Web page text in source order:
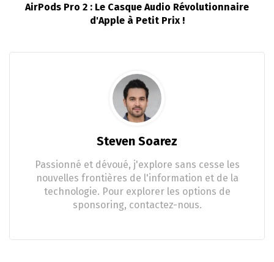
AirPods Pro 2 : Le Casque Audio Révolutionnaire
d'Apple à Petit Prix !
Steven Soarez
Passionné et dévoué, j'explore sans cesse les
nouvelles frontières de l'information et de la
technologie. Pour explorer les options de
sponsoring, contactez-nous.